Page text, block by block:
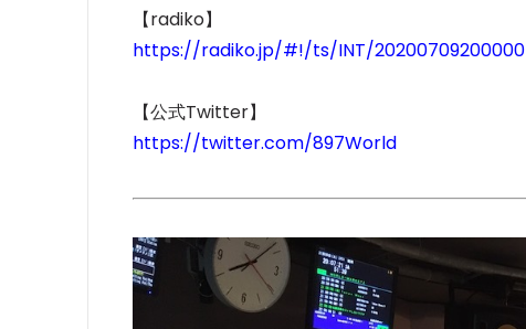
【radiko】
https://radiko.jp/#!/ts/INT/20200709200000
【公式Twitter】
https://twitter.com/897World